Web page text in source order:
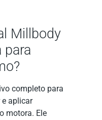
Millbody
para
completo para
e aplicar
motora. Ele